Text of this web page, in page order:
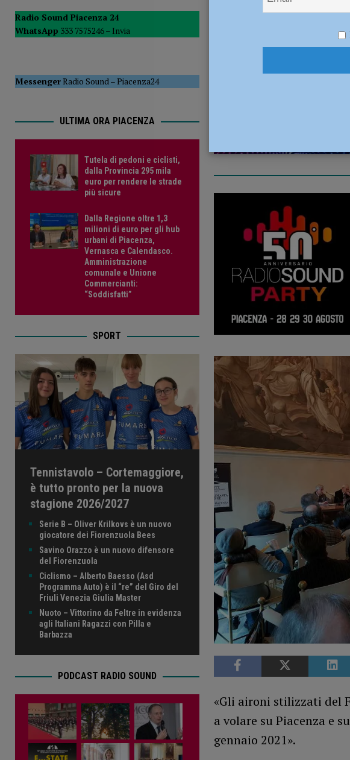
POLITICA
[ 5 Agosto 2026 ] Caldo estremo e asili nido, Tagliaferri (FdI): “Verificare subito
Redazione
«Gli aironi stilizzati del
a volare su Piacenza e
gennaio 2021».
Radio Sound Piacenza 24
WhatsApp 333 7575246 – Invia
MessengerRadio Sound–Piacenza24
ULTIMA ORA PIACENZA
Tutela di pedoni e ciclisti,
dalla Provincia 295 mila
euro per rendere le strade
più sicure
Dalla Regione oltre 1,3
milioni di euro per gli hub
urbani di Piacenza,
Vernasca e Calendasco.
Amministrazione
comunale e Unione
Commercianti:
“Soddisfatti”
SPORT
Tennistavolo – Cortemaggiore,
è tutto pronto per la nuova
stagione 2026/2027
Serie B – Oliver Krilkovs è un nuovo
giocatore dei Fiorenzuola Bees
Savino Orazzo è un nuovo difensore
del Fiorenzuola
Ciclismo – Alberto Baesso (Asd
Programma Auto) è il “re” del Giro del
Friuli Venezia Giulia Master
Nuoto – Vittorino da Feltre in evidenza
agli Italiani Ragazzi con Pilla e
Barbazza
PODCAST RADIO SOUND